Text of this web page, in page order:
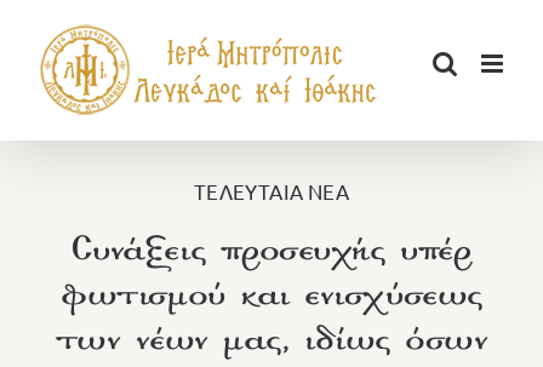
περιεχόμενο
ΤΕΛΕΥΤΑΙΑ ΝΕΑ
Συνάξεις προσευχής υπέρ
φωτισμού και ενισχύσεως
των νέων μας, ιδίως όσων